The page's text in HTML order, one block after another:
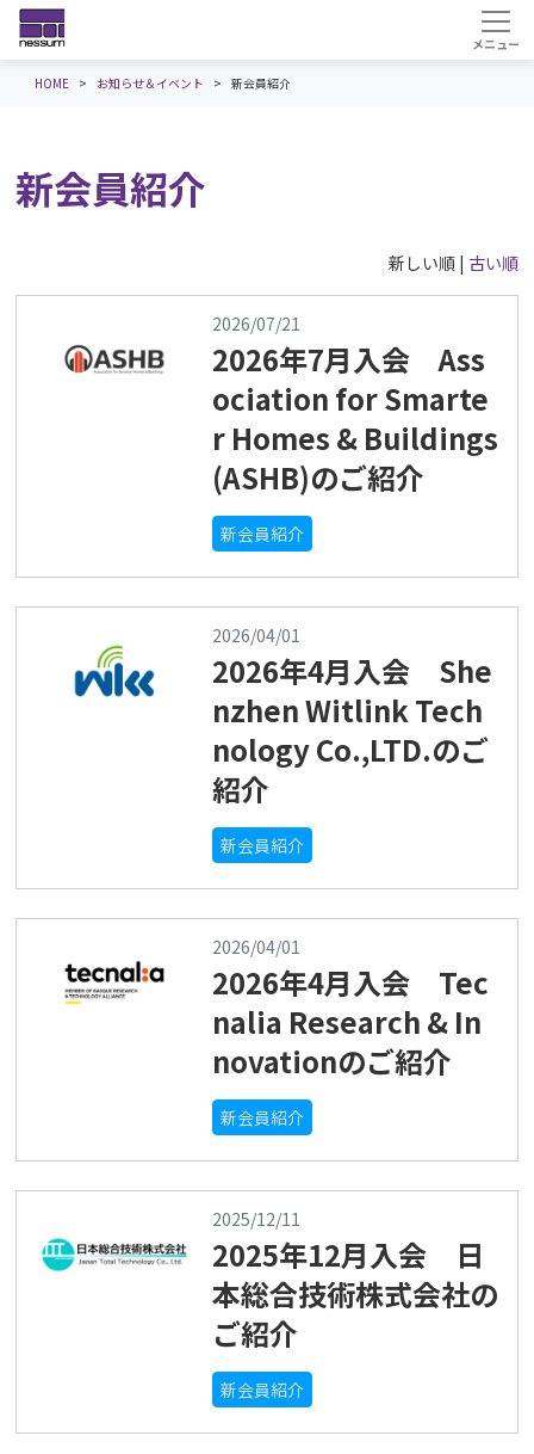
HOME お知らせ＆イベント 新会員紹介
新会員紹介
新しい順 | 古い順
2026/07/21
2026年7月入会 Ass
ociation for Smarte
r Homes & Buildings
(ASHB)のご紹介
新会員紹介
2026/04/01
2026年4月入会 She
nzhen Witlink Tech
nology Co.,LTD.のご
紹介
新会員紹介
2026/04/01
2026年4月入会 Tec
nalia Research & In
novationのご紹介
新会員紹介
2025/12/11
2025年12月入会 日
本総合技術株式会社の
ご紹介
新会員紹介